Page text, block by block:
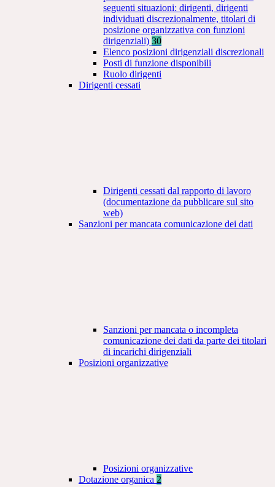
seguenti situazioni: dirigenti, dirigenti
individuati discrezionalmente, titolari di
posizione organizzativa con funzioni
dirigenziali) 30
Elenco posizioni dirigenziali discrezionali
Posti di funzione disponibili
Ruolo dirigenti
Dirigenti cessati
Dirigenti cessati dal rapporto di lavoro
(documentazione da pubblicare sul sito
web)
Sanzioni per mancata comunicazione dei dati
Sanzioni per mancata o incompleta
comunicazione dei dati da parte dei titolari
di incarichi dirigenziali
Posizioni organizzative
Posizioni organizzative
Dotazione organica 2